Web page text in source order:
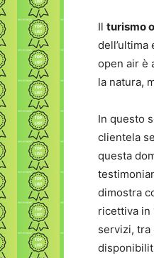
Il turismo
open air è
la natura,
In questo
clientela
questa
dimostra
ricettiva in
servizi, tra